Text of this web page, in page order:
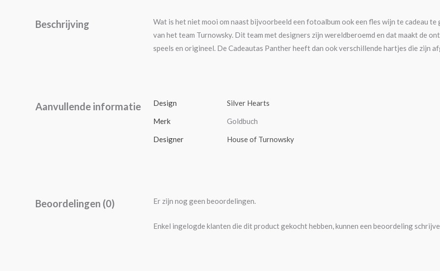
Beschrijving
Wat is het niet mooi om naast bijvoorbeeld een fotoalbum ook een fles wijn te cadeau te
van het team Turnowsky. Dit team met designers zijn wereldberoemd en dat maakt de
speels en origineel. De Cadeautas Panther heeft dan ook verschillende hartjes die zijn
Aanvullende informatie Design Silver Hearts
Merk Goldbuch
Designer House of Turnowsky
Beoordelingen (0) Er zijn nog geen beoordelingen.
Enkel ingelogde klanten die dit product gekocht hebben, kunnen een beoordeling